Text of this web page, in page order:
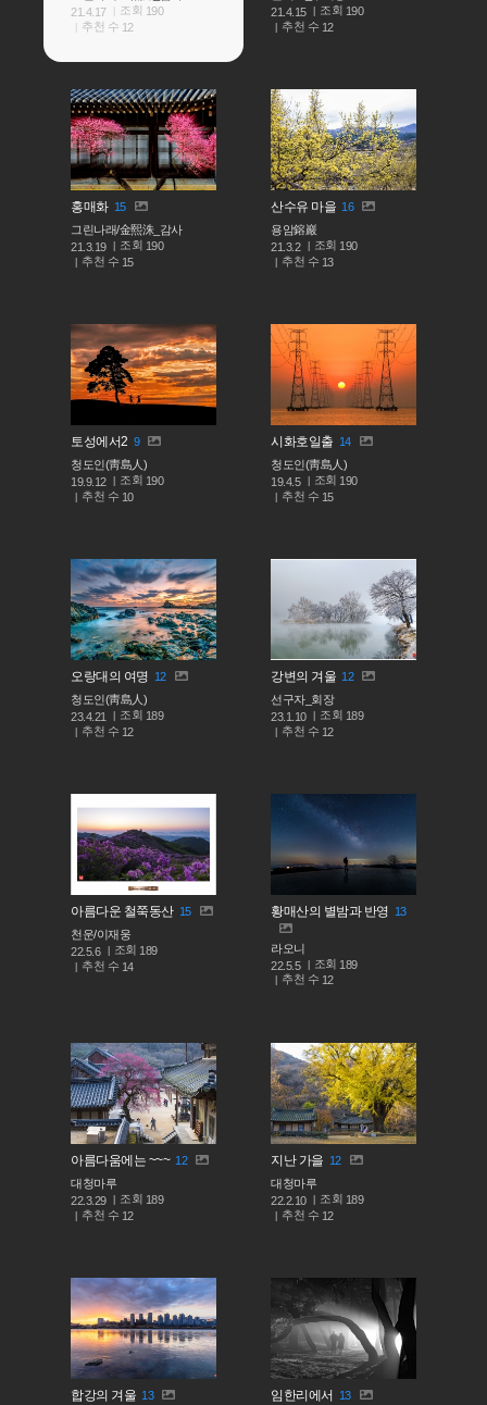
21.4.17
조회 190
추천 수 12
21.4.15
조회 190
추천 수 12
홍매화 15
그린나래/金熙洙_감사
21.3.19
조회 190
추천 수 15
산수유 마을 16
용암鎔巖
21.3.2
조회 190
추천 수 13
토성에서2 9
청도인(靑島人)
19.9.12
조회 190
추천 수 10
시화호일출 14
청도인(靑島人)
19.4.5
조회 190
추천 수 15
오랑대의 여명 12
청도인(靑島人)
23.4.21
조회 189
추천 수 12
강변의 겨울 12
선구자_회장
23.1.10
조회 189
추천 수 12
아름다운 철쭉동산 15
천운/이재웅
22.5.6
조회 189
추천 수 14
황매산의 별밤과 반영 13
라오니
22.5.5
조회 189
추천 수 12
아름다움에는 ~~~ 12
대청마루
22.3.29
조회 189
추천 수 12
지난 가을 12
대청마루
22.2.10
조회 189
추천 수 12
합강의 겨울 13
임한리에서
13